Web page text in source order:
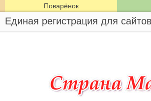
Поварёнок
Единая регистрация для